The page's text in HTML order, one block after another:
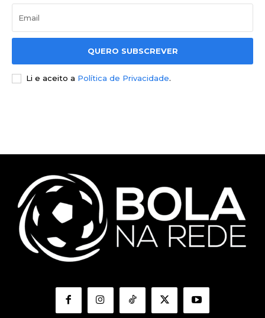
QUERO SUBSCREVER
Li e aceito a Política de Privacidade.